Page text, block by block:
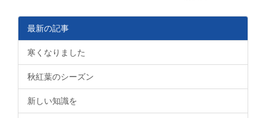
最新の記事
寒くなりました
秋紅葉のシーズン
新しい知識を